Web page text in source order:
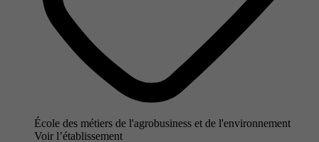
École des métiers de l'agrobusiness et de l'environnement
Voir l’établissement